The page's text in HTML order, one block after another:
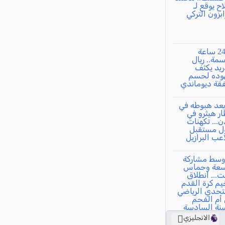
الانجليزي